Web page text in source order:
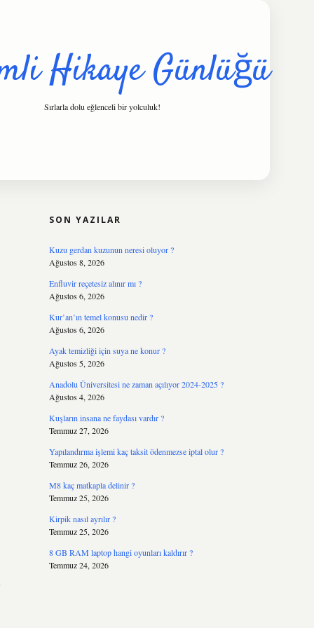
Hikaye Günlüğü
Sırlarla dolu eğlenceli bir yolculuk!
SON YAZILAR
Kuzu gerdan kuzunun neresi oluyor ?
Ağustos 8, 2026
Enfluvir reçetesiz alınır mı ?
Ağustos 6, 2026
Kur’an’ın temel konusu nedir ?
Ağustos 6, 2026
Ayak temizliği için suya ne konur ?
Ağustos 5, 2026
Anadolu Üniversitesi ne zaman açılıyor 2024-2025 ?
Ağustos 4, 2026
Kuşların insana ne faydası vardır ?
Temmuz 27, 2026
Yapılandırma işlemi kaç taksit ödenmezse iptal olur ?
Temmuz 26, 2026
M8 kaç matkapla delinir ?
Temmuz 25, 2026
Kirpik nasıl ayrılır ?
Temmuz 25, 2026
8 GB RAM laptop hangi oyunları kaldırır ?
Temmuz 24, 2026